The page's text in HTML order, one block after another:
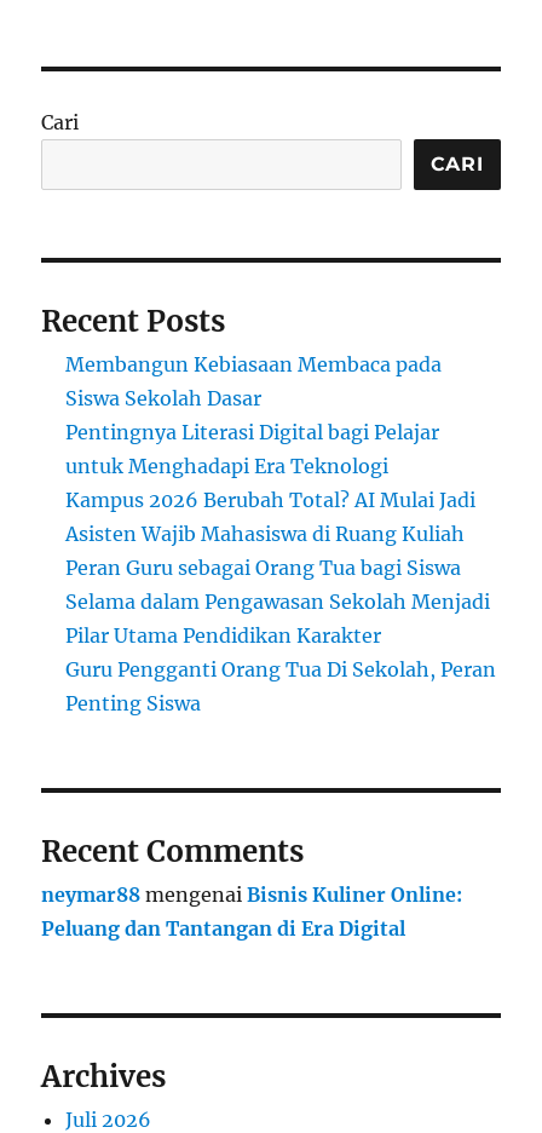
Jurang
Terus
Sistem
Cari
CARI
Recent Posts
Membangun Kebiasaan Membaca pada
Siswa Sekolah Dasar
Pentingnya Literasi Digital bagi Pelajar
untuk Menghadapi Era Teknologi
Kampus 2026 Berubah Total? AI Mulai Jadi
Asisten Wajib Mahasiswa di Ruang Kuliah
Peran Guru sebagai Orang Tua bagi Siswa
Selama dalam Pengawasan Sekolah Menjadi
Pilar Utama Pendidikan Karakter
Guru Pengganti Orang Tua Di Sekolah, Peran
Penting Siswa
Recent Comments
neymar88 mengenaiBisnis Kuliner Online:
Peluang dan Tantangan di Era Digital
Archives
Juli 2026